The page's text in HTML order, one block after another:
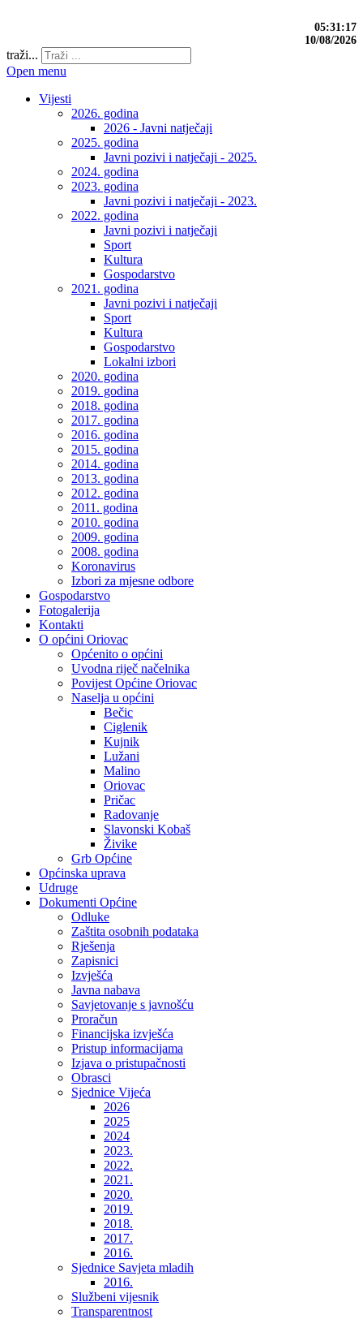
05:31:17
10/08/2026
traži...
Open menu
Vijesti
2026. godina
2026 - Javni natječaji
2025. godina
Javni pozivi i natječaji - 2025.
2024. godina
2023. godina
Javni pozivi i natječaji - 2023.
2022. godina
Javni pozivi i natječaji
Sport
Kultura
Gospodarstvo
2021. godina
Javni pozivi i natječaji
Sport
Kultura
Gospodarstvo
Lokalni izbori
2020. godina
2019. godina
2018. godina
2017. godina
2016. godina
2015. godina
2014. godina
2013. godina
2012. godina
2011. godina
2010. godina
2009. godina
2008. godina
Koronavirus
Izbori za mjesne odbore
Gospodarstvo
Fotogalerija
Kontakti
O općini Oriovac
Općenito o općini
Uvodna riječ načelnika
Povijest Općine Oriovac
Naselja u općini
Bečic
Ciglenik
Kujnik
Lužani
Malino
Oriovac
Pričac
Radovanje
Slavonski Kobaš
Živike
Grb Općine
Općinska uprava
Udruge
Dokumenti Općine
Odluke
Zaštita osobnih podataka
Rješenja
Zapisnici
Izvješća
Javna nabava
Savjetovanje s javnošću
Proračun
Financijska izvješća
Pristup informacijama
Izjava o pristupačnosti
Obrasci
Sjednice Vijeća
2026
2025
2024
2023.
2022.
2021.
2020.
2019.
2018.
2017.
2016.
Sjednice Savjeta mladih
2016.
Službeni vijesnik
Transparentnost